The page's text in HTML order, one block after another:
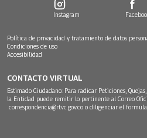
Instagram
Política de privacidad y tratamiento de datos
Condiciones de uso
Accesibilidad
CONTACTO VIRTUAL
Estimado Ciudadano: Para radicar Peticiones,
la Entidad puede remitir lo pertinente al Correo
correspondencia@rtvc.gov.co o diligenciar el